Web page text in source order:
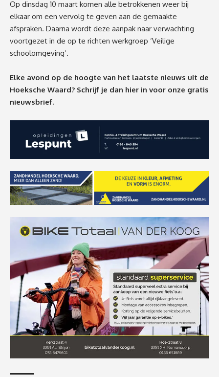
Op dinsdag 10 maart komen alle betrokkenen weer bij
elkaar om een vervolg te geven aan de gemaakte
afspraken. Daarna wordt deze aanpak naar verwachting
voortgezet in de op te richten werkgroep ‘Veilige
schoolomgeving’.
Elke avond op de hoogte van het laatste nieuws uit de
Hoeksche Waard? Schrijf je dan hier in voor onze gratis
nieuwsbrief.